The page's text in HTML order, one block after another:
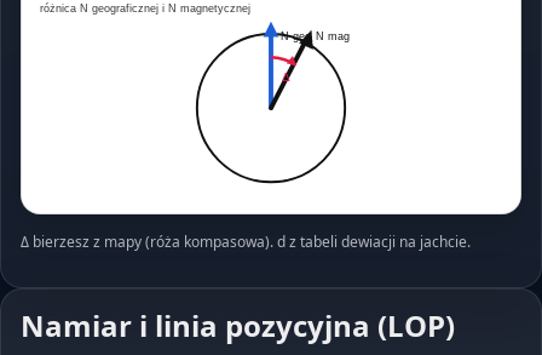
różnica N geograficznej i N magnetycznej
N geo N mag
Δ
Δ bierzesz z mapy (róża kompasowa). d z tabeli dewiacji na jachcie.
Namiar i linia pozycyjna (LOP)